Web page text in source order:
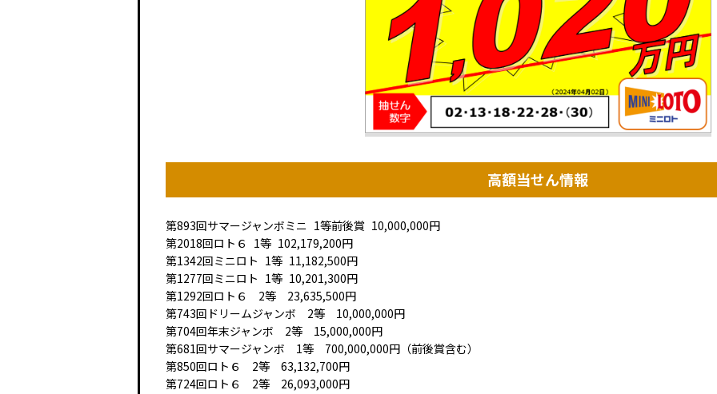
高額当せん情報
第893回サマージャンボミニ 1等前後賞 10,000,000円
第2018回ロト６ 1等 102,179,200円
第1342回ミニロト 1等 11,182,500円
第1277回ミニロト 1等 10,201,300円
第1292回ロト６ 2等 23,635,500円
第743回ドリームジャンボ 2等 10,000,000円
第704回年末ジャンボ 2等 15,000,000円
第681回サマージャンボ 1等 700,000,000円（前後賞含む）
第850回ロト６ 2等 63,132,700円
第724回ロト６ 2等 26,093,000円